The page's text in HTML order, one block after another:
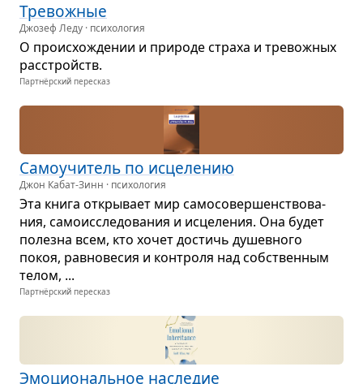
Тре­вож­ные
Джозеф Леду · психология
О про­ис­хо­жде­нии и при­роде страха и тре­вож­ных
рас­стройств.
Партнёрский пересказ
Само­учи­тель по исце­ле­нию
Джон Кабат-Зинн · психология
Эта книга откры­вает мир само­со­вер­шен­ство­ва­
ния, само­ис­сле­до­ва­ния и исце­ле­ния. Она будет
полезна всем, кто хочет достичь душев­ного
покоя, рав­но­ве­сия и кон­троля над соб­ствен­ным
телом, ...
Партнёрский пересказ
Эмо­ци­о­наль­ное насле­дие